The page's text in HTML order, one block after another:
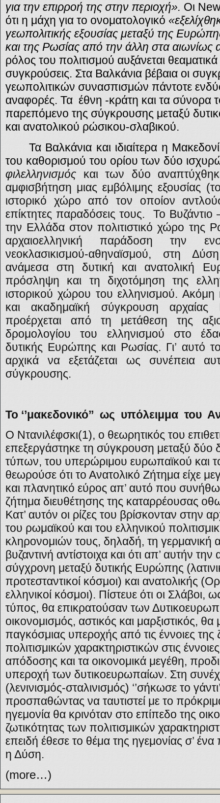
για την επιρροή της στην περιοχή». Οι
ότι η μάχη για το ονοματολογικό
γεωπολιτικής εξουσίας μεταξύ της
και της Ρωσίας από την άλλη στα
ρόλος του πολιτισμού αυξάνεται θεαματικά
συγκρούσεις. Στα Βαλκάνια βέβαια οι
γεωπολιτικών συνασπισμών πάντοτε
αναφορές. Τα έθνη -κράτη και τα σύνορα
παρεπόμενο της σύγκρουσης μεταξύ
και ανατολικού ρώσικου-σλαβικού.
Τα Βαλκάνια και ιδιαίτερα η
του καθορισμού του ορίου των δύο
φιλελληνισμός και των δύο
αμφισβήτηση μιας εμβόλιμης εξουσίας
ιστορικό χώρο από τον οποίον
επίκτητες παραδόσεις τους.
Το
την Ελλάδα στον πολιτιστικό χώρο της
αρχαιοελληνική παράδοση την
νεοκλασικισμού-αθηναϊσμού, στη
ανάμεσα στη δυτική και ανατολική
πρόσληψη και τη διχοτόμηση της
ιστορικού χώρου του ελληνισμού. Ακόμη
και ακαδημαϊκή σύγκρουση αρχαίας
προέρχεται από τη μετάθεση της
δρομολογίου του ελληνισμού στο
δυτικής Ευρώπης και Ρωσίας. Γι’ αυτό το
αρχικά να εξετάζεται ως συνέπεια
σύγκρουσης.
Το ‘’μακεδονικό’’ ως υπόλειμμα του
Ο Ντανιλέφσκι(1), ο θεωρητικός του
επεξεργάστηκε τη σύγκρουση μεταξύ δύο
τύπων, του υπερώριμου ευρωπαϊκού και
θεωρούσε ότι το Ανατολικό Ζήτημα είχε
και πλανητικό εύρος απ’ αυτό που
ζήτημα διευθέτησης της καταρρέουσας
Κατ’ αυτόν οι ρίζες του βρίσκονταν στην
του ρωμαϊκού και του ελληνικού
κληρονομιών τους, δηλαδή, τη γερμανική
βυζαντινή αντίστοιχα και ότι απ’ αυτήν
σύγχρονη μεταξύ δυτικής Ευρώπης
προτεσταντικοί κόσμοι) και ανατολικής
ελληνικοί κόσμοι). Πίστευε ότι οι Σλάβοι,
τύπος, θα επικρατούσαν των
οικονομισμός, αστικός και μαρξιστικός, θα
παγκόσμιας υπεροχής από τις έννοιες της
πολιτισμικών χαρακτηριστικών στις
απόδοσης και τα οικονομικά μεγέθη,
υπεροχή των δυτικοευρωπαίων. Στη
(λενινισμός-σταλινισμός) ‘’σήκωσε το
προσπαθώντας να ταυτιστεί με το
ηγεμονία θα κρινόταν στο επίπεδο της
ζωτικότητας των πολιτισμικών
επειδή έθεσε το θέμα της ηγεμονίας σ’
η Δύση.
(more…)